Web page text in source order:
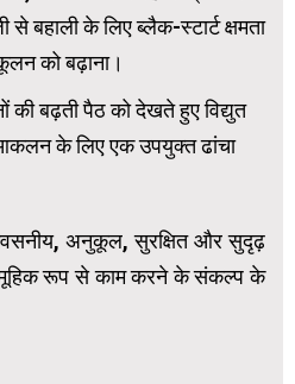
बहाली के लिए ब्लैक-स्टार्ट क्षमता
को बढ़ाना।
की बढ़ती पैठ को देखते हुए विद्युत
आकलन के लिए एक उपयुक्त ढांचा
अनुकूल, सुरक्षित और सुदृढ़
रूप से काम करने के संकल्प के